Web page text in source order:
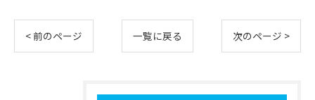
< 前のページ 一覧に戻る 次のページ >